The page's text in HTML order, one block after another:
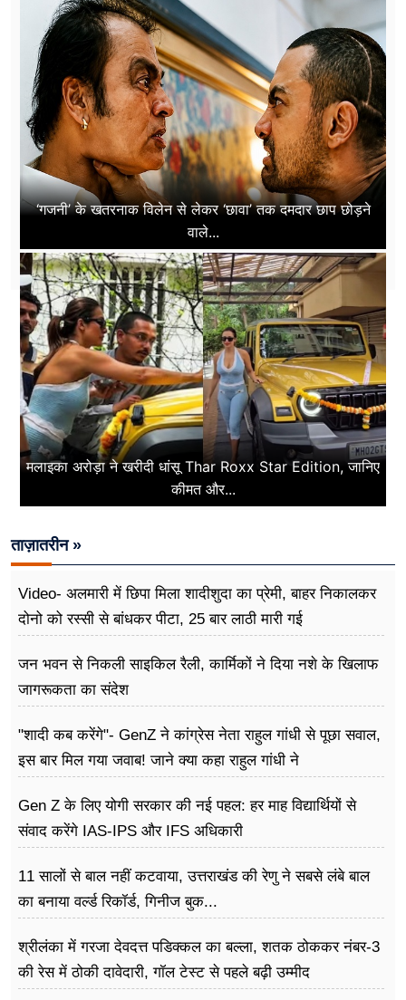
‘गजनी’ के खतरनाक विलेन से लेकर ‘छावा’ तक दमदार छाप छोड़ने
वाले...
मलाइका अरोड़ा ने खरीदी धांसू Thar Roxx Star Edition, जानिए
कीमत और...
ताज़ातरीन »
Video- अलमारी में छिपा मिला शादीशुदा का प्रेमी, बाहर निकालकर
दोनो को रस्सी से बांधकर पीटा, 25 बार लाठी मारी गई
जन भवन से निकली साइकिल रैली, कार्मिकों ने दिया नशे के खिलाफ
जागरूकता का संदेश
"शादी कब करेंगे"- GenZ ने कांग्रेस नेता राहुल गांधी से पूछा सवाल,
इस बार मिल गया जवाब! जाने क्या कहा राहुल गांधी ने
Gen Z के लिए योगी सरकार की नई पहल: हर माह विद्यार्थियों से
संवाद करेंगे IAS-IPS और IFS अधिकारी
11 सालों से बाल नहीं कटवाया, उत्तराखंड की रेणु ने सबसे लंबे बाल
का बनाया वर्ल्ड रिकॉर्ड, गिनीज बुक...
श्रीलंका में गरजा देवदत्त पडिक्कल का बल्ला, शतक ठोककर नंबर-3
की रेस में ठोकी दावेदारी, गॉल टेस्ट से पहले बढ़ी उम्मीद